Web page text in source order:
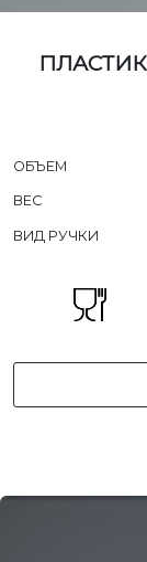
ОБЪЕМ
ВЕС
ВИД РУЧКИ